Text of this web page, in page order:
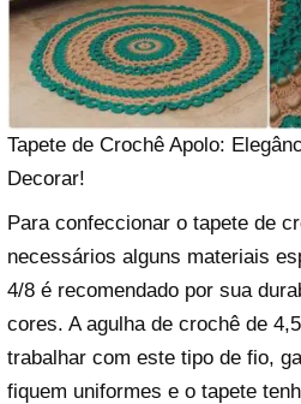
Tapete de Crochê Apolo:
Decorar!
Para confeccionar o tapete de
necessários alguns materiais
4/8 é recomendado por sua
cores. A agulha de crochê de
trabalhar com este tipo de fio,
fiquem uniformes e o tapete